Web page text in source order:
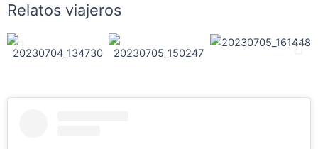
Relatos viajeros